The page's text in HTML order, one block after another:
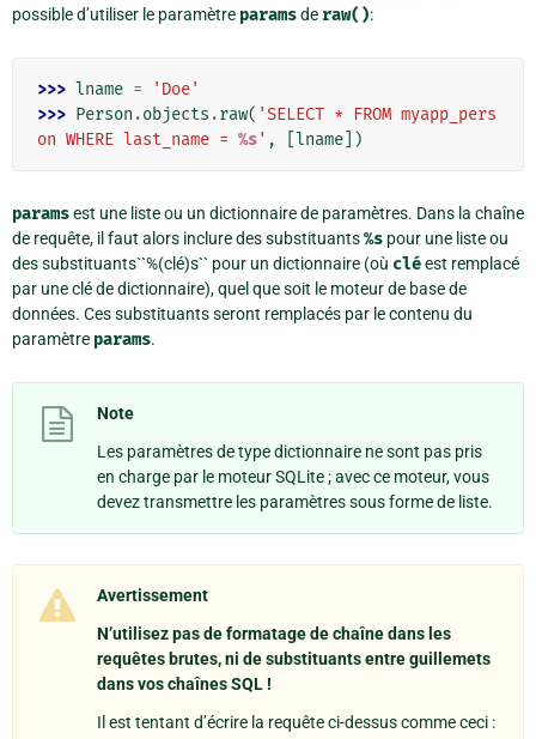
possible d’utiliser le paramètre paramsde raw():
>>> lname =
'Doe'
>>> Person .objects .raw( 'SELECT * FROM myapp_pers
on WHERE last_name = %s' , lname ])
paramsest une liste ou un dictionnaire de paramètres. Dans la chaîne
de requête, il faut alors inclure des substituants%s pour une liste ou
des substituants``%(clé)s`` pour un dictionnaire (où cléest remplacé
par une clé de dictionnaire), quel que soit le moteur de base de
données. Ces substituants seront remplacés par le contenu du
paramètre params.
Note
Les paramètres de type dictionnaire ne sont pas pris
en charge par le moteur SQLite ; avec ce moteur, vous
devez transmettre les paramètres sous forme de liste.
Avertissement
N’utilisez pas de formatage de chaîne dans les
requêtes brutes, ni de substituants entre guillemets
dans vos chaînes SQL !
Il est tentant d’écrire la requête ci-dessus comme ceci :